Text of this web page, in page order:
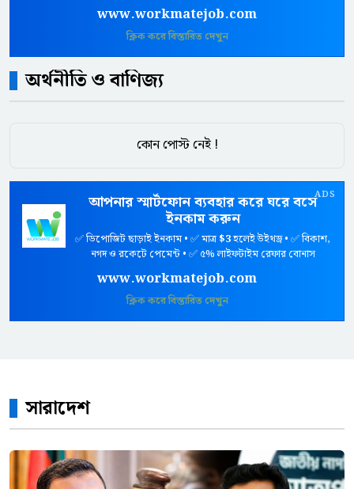
www.workmatejob.com
ক্লিক করে বিস্তারিত দেখুন
অর্থনীতি ও বাণিজ্য
কোন পোস্ট নেই !
ADS
আপনার স্মার্টফোন ব্যবহার করে ঘরে বসে
ইনকাম করুন
✅ ডিপোজিট ছাড়াই ইনকাম • ✅ মাত্র$3হলেই উইথড্র • ✅ বিকাশ,
নগদ ও রকেটে পেমেন্ট • ✅ ৫% লাইফটাইম রেফার বোনাস
www.workmatejob.com
ক্লিক করে বিস্তারিত দেখুন
সারাদেশ